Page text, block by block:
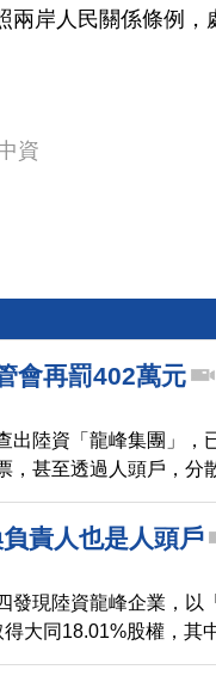
兩岸人民關係條例，
資
會再罰402萬元
出陸資「龍峰集團」，
，甚至透過人頭戶，分
圖規避金管會查緝。金
出清持股。
責人也是人頭戶
現陸資龍峰企業，以
大同18.01%股權，其
表示，包括維家置業、